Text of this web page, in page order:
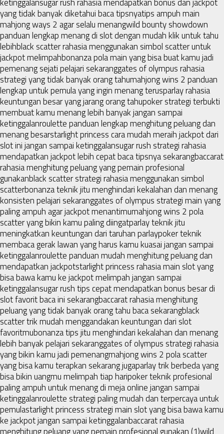
ketinggalansugar rush rahasia mendapatkan bonus dan jackpot
yang tidak banyak diketahui baca tipsnyatips ampuh main
mahjong ways 2 agar selalu menangwild bounty showdown
panduan lengkap menang di slot dengan mudah klik untuk tahu
lebihblack scatter rahasia menggunakan simbol scatter untuk
jackpot melimpahbonanza pola main yang bisa buat kamu jadi
pemenang sejati pelajari sekaranggates of olympus rahasia
strategi yang tidak banyak orang tahumahjong wins 2 panduan
lengkap untuk pemula yang ingin menang terusparlay rahasia
keuntungan besar yang jarang orang tahupoker strategi terbukti
membuat kamu menang lebih banyak jangan sampai
ketinggalanroulette panduan lengkap menghitung peluang dan
menang besarstarlight princess cara mudah meraih jackpot dari
slot ini jangan sampai ketinggalansugar rush strategi rahasia
mendapatkan jackpot lebih cepat baca tipsnya sekarangbaccarat
rahasia menghitung peluang yang pemain profesional
gunakanblack scatter strategi rahasia menggunakan simbol
scatterbonanza teknik jitu menghindari kekalahan dan menang
konsisten pelajari sekaranggates of olympus strategi main yang
paling ampuh agar jackpot menantimumahjong wins 2 pola
scatter yang bikin kamu paling diingatparlay teknik jitu
meningkatkan keuntungan dari taruhan parlaypoker teknik
membaca gerak lawan yang harus kamu kuasai jangan sampai
ketinggalanroulette panduan mudah menghitung peluang dan
mendapatkan jackpotstarlight princess rahasia main slot yang
bisa bawa kamu ke jackpot melimpah jangan sampai
ketinggalansugar rush tips cepat mendapatkan bonus besar di
slot favorit baca ini sekarangbaccarat rahasia menghitung
peluang yang tidak banyak orang tahu baca sekarangblack
scatter trik mudah menggandakan keuntungan dari slot
favoritmubonanza tips jitu menghindari kekalahan dan menang
lebih banyak pelajari sekaranggates of olympus strategi rahasia
yang bikin kamu jadi pemenangmahjong wins 2 pola scatter
yang bisa kamu terapkan sekarang jugaparlay trik berbeda yang
bisa bikin uangmu melimpah tiap haripoker teknik profesional
paling ampuh untuk menang di meja online jangan sampai
ketinggalanroulette strategi paling mudah dan terpercaya untuk
pemulastarlight princess strategi main slot yang bisa bawa kamu
ke jackpot jangan sampai ketinggalanbaccarat rahasia